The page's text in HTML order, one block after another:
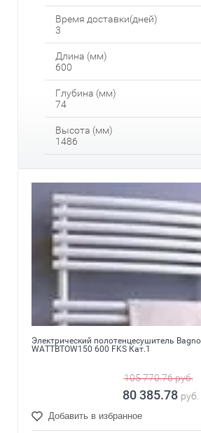
Время доставки(дней)
3
Длина (мм)
600
Глубина (мм)
74
Высота (мм)
1486
Электрический полотенцесушитель
WATTBTOW150 600 FKS Кат.1
105 770.76руб.
80 385.78 руб.
Добавить в избранное